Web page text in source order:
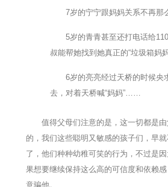
7岁的宁宁跟妈妈关系不再那
5岁的青青甚至还打电话给
叔能帮她找到她真正的“垃圾箱妈
6岁的亮亮经过天桥的时候央
去，对着天桥喊“妈妈”……
值得父母们注意的是，这一切都是
的，我们这些聪明又敏感的孩子们，早
了，他们种种幼稚可笑的行为，不过是
果想要继续保持这么高的可信度和依赖
意骗他。